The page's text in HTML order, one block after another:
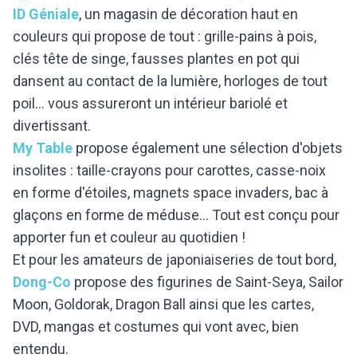
ID Géniale, un magasin de décoration haut en
couleurs qui propose de tout : grille-pains à pois,
clés tête de singe, fausses plantes en pot qui
dansent au contact de la lumière, horloges de tout
poil... vous assureront un intérieur bariolé et
divertissant.
My Table propose également une sélection d'objets
insolites : taille-crayons pour carottes, casse-noix
en forme d'étoiles, magnets space invaders, bac à
glaçons en forme de méduse... Tout est conçu pour
apporter fun et couleur au quotidien !
Et pour les amateurs de japoniaiseries de tout bord,
Dong-Co propose des figurines de Saint-Seya, Sailor
Moon, Goldorak, Dragon Ball ainsi que les cartes,
DVD, mangas et costumes qui vont avec, bien
entendu.